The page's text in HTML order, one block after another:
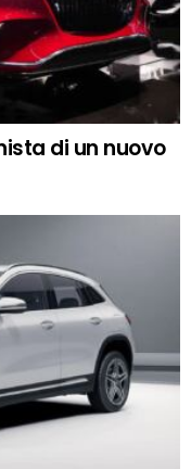
di un nuovo